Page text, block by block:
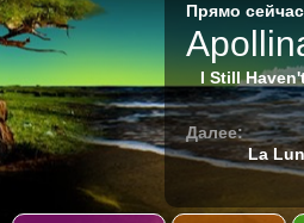
Прямо
I Still
Далее:
La